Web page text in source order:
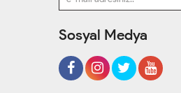
Sosyal Medya